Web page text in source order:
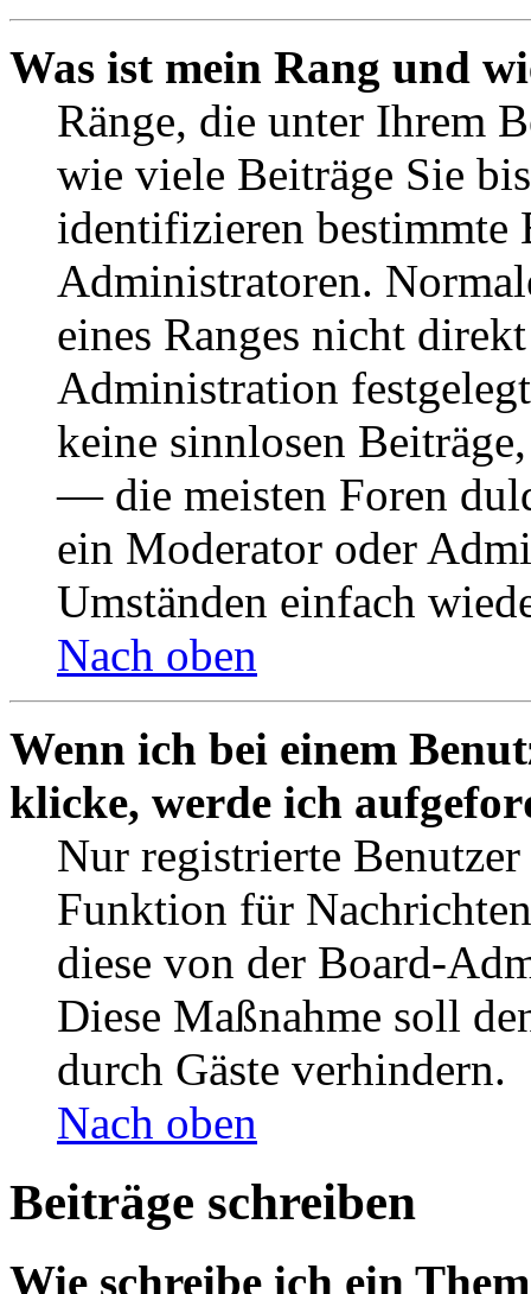
Was ist mein Rang und
Ränge, die unter Ihrem
wie viele Beiträge Sie
identifizieren bestimmte
Administratoren.
eines Ranges nicht
Administration
keine sinnlosen
— die meisten Foren
ein Moderator oder
Umständen einfach
Nach oben
Wenn ich bei einem
klicke, werde ich
Nur registrierte
Funktion für
diese von der Board-
Diese Maßnahme soll
durch Gäste verhindern.
Nach oben
Beiträge schreiben
Wie schreibe ich ein